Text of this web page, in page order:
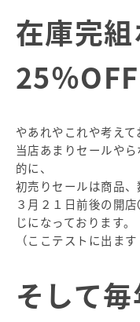
在庫完
25％OFF
やあれやこれや考えて
当店あまりセールや
的に、
初売りセールは商品
３月２１日前後の開
じになっております。
（ここテストに出ます
そして